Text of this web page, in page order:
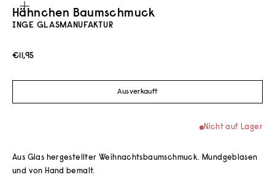
Hähnchen Baumschmuck
INGE GLASMANUFAKTUR
Angebot
€11,95
Ausverkauft
Nicht auf Lager
Aus Glas hergestellter Weihnachtsbaumschmuck. Mundgeblasen
und von Hand bemalt.